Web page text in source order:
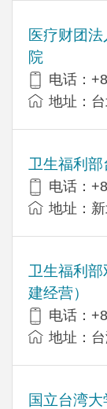
医疗财团
院
电话：
地址：
卫生福利
电话：
地址：
卫生福利
建经营）
电话：
地址：
国立台湾